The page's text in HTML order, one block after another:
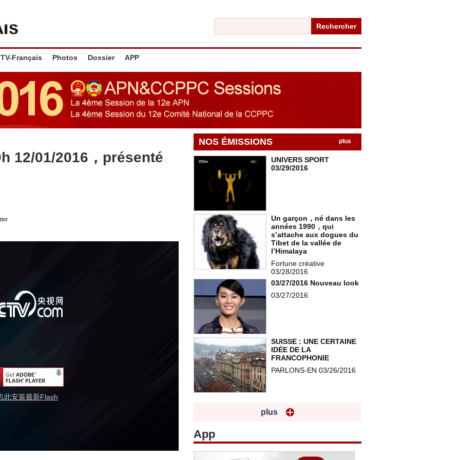
Rechercher
Français Photos Dossier APP
12/01/2016，présenté
此安装最新Flash
NOS ÉMISSIONS plus
UNIVERS SPORT
03/29/2016
Un garçon，né dans les
années 1990，qui
s’attache aux dogues du
Tibet de la vallée de
l’Himalaya
Fortune créative
03/28/2016
03/27/2016 Nouveau look
03/27/2016
SUISSE : UNE CERTAINE
IDÉE DE LA
FRANCOPHONIE
PARLONS-EN 03/26/2016
plus
App